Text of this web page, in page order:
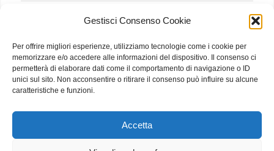
Gestisci Consenso Cookie
Per offrire migliori esperienze, utilizziamo tecnologie come i cookie per
memorizzare e/o accedere alle informazioni del dispositivo. Il consenso ci
permetterà di elaborare dati come il comportamento di navigazione o ID
unici sul sito. Non acconsentire o ritirare il consenso può influire su alcune
caratteristiche e funzioni.
Accetta
The information contained in this website is for general information
while we endeavour to keep the information up to date and correct, we
make no representations or warranties of any kind, express or implied,
about the completeness, accuracy, reliability, suitability or availability
with respect to the website or the information, products, services, or
related graphics contained on the website for any purpose. Any